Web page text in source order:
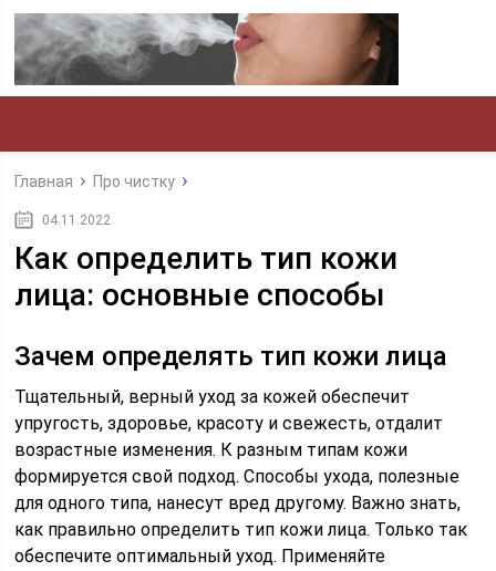
Главная Про чистку
04.11.2022
Как определить тип кожи
лица: основные способы
Зачем определять тип кожи лица
Тщательный, верный уход за кожей обеспечит
упругость, здоровье, красоту и свежесть, отдалит
возрастные изменения. К разным типам кожи
формируется свой подход. Способы ухода, полезные
для одного типа, нанесут вред другому. Важно знать,
как правильно определить тип кожи лица. Только так
обеспечите оптимальный уход. Применяйте